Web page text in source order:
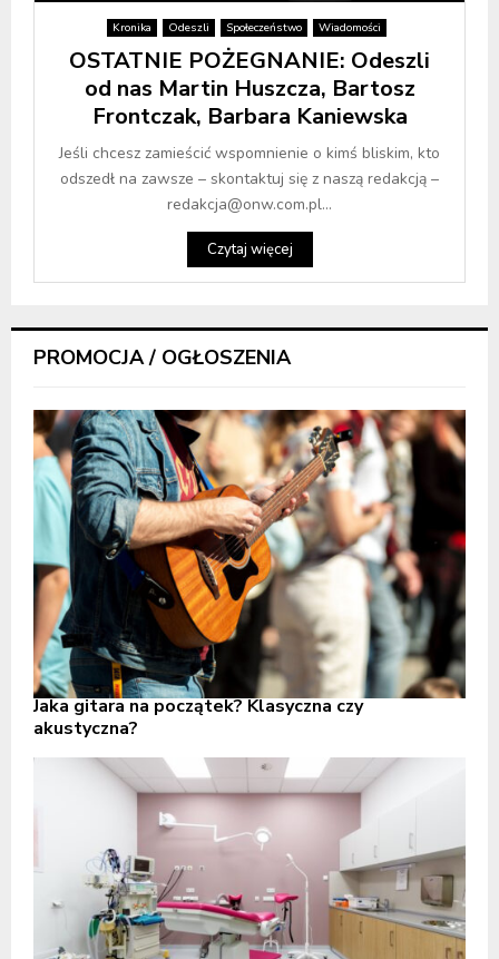
Kronika Odeszli Społeczeństwo Wiadomości
OSTATNIE POŻEGNANIE: Odeszli
od nas Martin Huszcza, Bartosz
Frontczak, Barbara Kaniewska
Jeśli chcesz zamieścić wspomnienie o kimś bliskim, kto
odszedł na zawsze – skontaktuj się z naszą redakcją –
redakcja@onw.com.pl...
Czytaj więcej
PROMOCJA / OGŁOSZENIA
Jaka gitara na początek? Klasyczna czy
akustyczna?